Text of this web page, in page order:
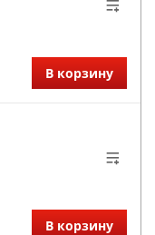
В корзину
В корзину